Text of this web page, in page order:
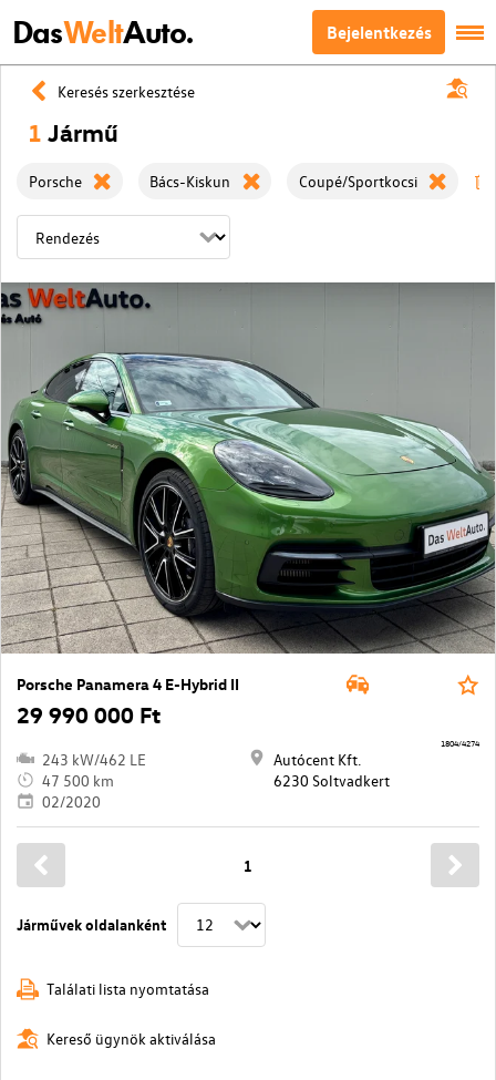
DasWeltAuto. Bejelentkezés
Keresés szerkesztése
1 Jármű
Porsche Bács-Kiskun Coupé/Sportkocsi
Porsche Panamera 4 E-Hybrid II
29 990 000 Ft
243 kW/462 LE
47 500 km
02/2020
Autócent Kft.
6230 Soltvadkert
1804/4274
Járművek oldalanként
1
Találati lista nyomtatása
Kereső ügynök aktiválása